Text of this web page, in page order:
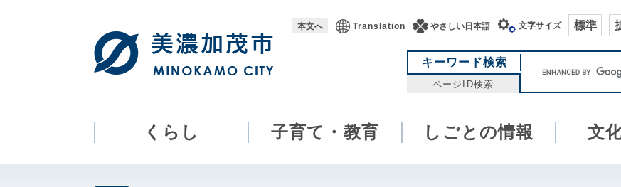
本
本文へ Translation やさしい日本語 文字サイズ 標準
キーワード検索
ページID検索
ワ
ド
索
くらし 子育て・教育 しごとの情報 文